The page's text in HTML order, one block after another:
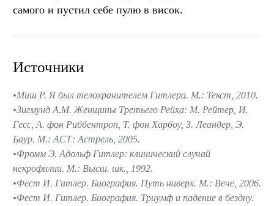
самого и пустил себе пулю в висок.
Источники
Миш Р. Я был телохранителем Гитлера. М.: Текст, 2010.
Зигмунд А.М. Женщины Третьего Рейха: М. Рейтер, И.
Гесс, А. фон Риббентроп, Т. фон Харбоу, З. Леандер, Э.
Баур. М.: АСТ: Астрель, 2005.
Фромм Э. Адольф Гитлер: клинический случай
некрофилии. М.: Высш. шк., 1992.
Фест И. Гитлер. Биография. Путь наверх. М.: Вече, 2006.
Фест И. Гитлер. Биография. Триумф и падение в бездну.